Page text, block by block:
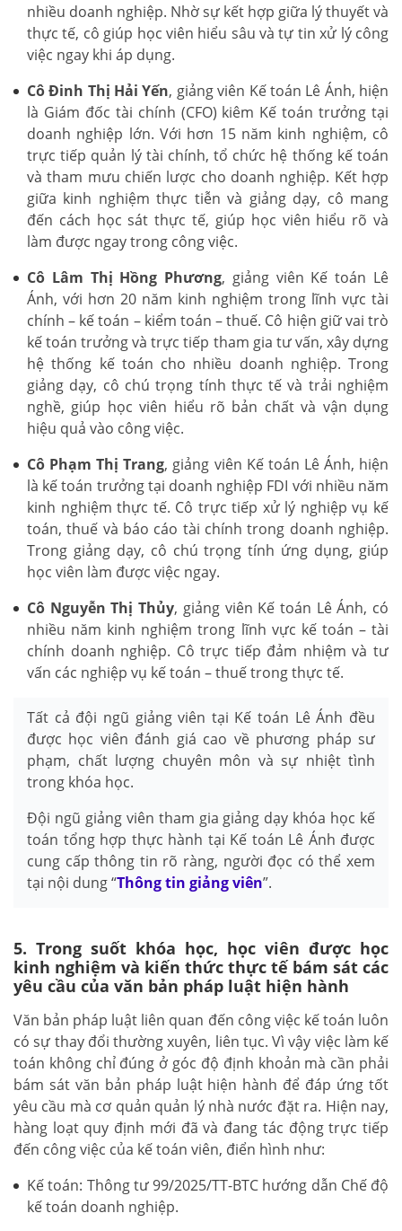
nhiều doanh nghiệp. Nhờ sự kết hợp giữa lý thuyết và
thực tế, cô giúp học viên hiểu sâu và tự tin xử lý công
việc ngay khi áp dụng.
Cô Đinh Thị Hải Yến, giảng viên Kế toán Lê Ánh, hiện
là Giám đốc tài chính (CFO) kiêm Kế toán trưởng tại
doanh nghiệp lớn. Với hơn 15 năm kinh nghiệm, cô
trực tiếp quản lý tài chính, tổ chức hệ thống kế toán
và tham mưu chiến lược cho doanh nghiệp. Kết hợp
giữa kinh nghiệm thực tiễn và giảng dạy, cô mang
đến cách học sát thực tế, giúp học viên hiểu rõ và
làm được ngay trong công việc.
Cô Lâm Thị Hồng Phương, giảng viên Kế toán Lê
Ánh, với hơn 20 năm kinh nghiệm trong lĩnh vực tài
chính – kế toán – kiểm toán – thuế. Cô hiện giữ vai trò
kế toán trưởng và trực tiếp tham gia tư vấn, xây dựng
hệ thống kế toán cho nhiều doanh nghiệp. Trong
giảng dạy, cô chú trọng tính thực tế và trải nghiệm
nghề, giúp học viên hiểu rõ bản chất và vận dụng
hiệu quả vào công việc.
Cô Phạm Thị Trang, giảng viên Kế toán Lê Ánh, hiện
là kế toán trưởng tại doanh nghiệp FDI với nhiều năm
kinh nghiệm thực tế. Cô trực tiếp xử lý nghiệp vụ kế
toán, thuế và báo cáo tài chính trong doanh nghiệp.
Trong giảng dạy, cô chú trọng tính ứng dụng, giúp
học viên làm được việc ngay.
Cô Nguyễn Thị Thủy, giảng viên Kế toán Lê Ánh, có
nhiều năm kinh nghiệm trong lĩnh vực kế toán – tài
chính doanh nghiệp. Cô trực tiếp đảm nhiệm và tư
vấn các nghiệp vụ kế toán – thuế trong thực tế.
Tất cả đội ngũ giảng viên tại Kế toán Lê Ánh đều
được học viên đánh giá cao về phương pháp sư
phạm, chất lượng chuyên môn và sự nhiệt tình
trong khóa học.
Đội ngũ giảng viên tham gia giảng dạy khóa học kế
toán tổng hợp thực hành tại Kế toán Lê Ánh được
cung cấp thông tin rõ ràng, người đọc có thể xem
tại nội dung “Thông tin giảng viên”.
5. Trong suốt khóa học, học viên được học
kinh nghiệm và kiến thức thực tế bám sát các
yêu cầu của văn bản pháp luật hiện hành
Văn bản pháp luật liên quan đến công việc kế toán luôn
có sự thay đổi thường xuyên, liên tục. Vì vậy việc làm kế
toán không chỉ đúng ở góc độ định khoản mà cần phải
bám sát văn bản pháp luật hiện hành để đáp ứng tốt
yêu cầu mà cơ quản quản lý nhà nước đặt ra. Hiện nay,
hàng loạt quy định mới đã và đang tác động trực tiếp
đến công việc của kế toán viên, điển hình như:
Kế toán: Thông tư 99/2025/TT-BTC hướng dẫn Chế độ
kế toán doanh nghiệp.